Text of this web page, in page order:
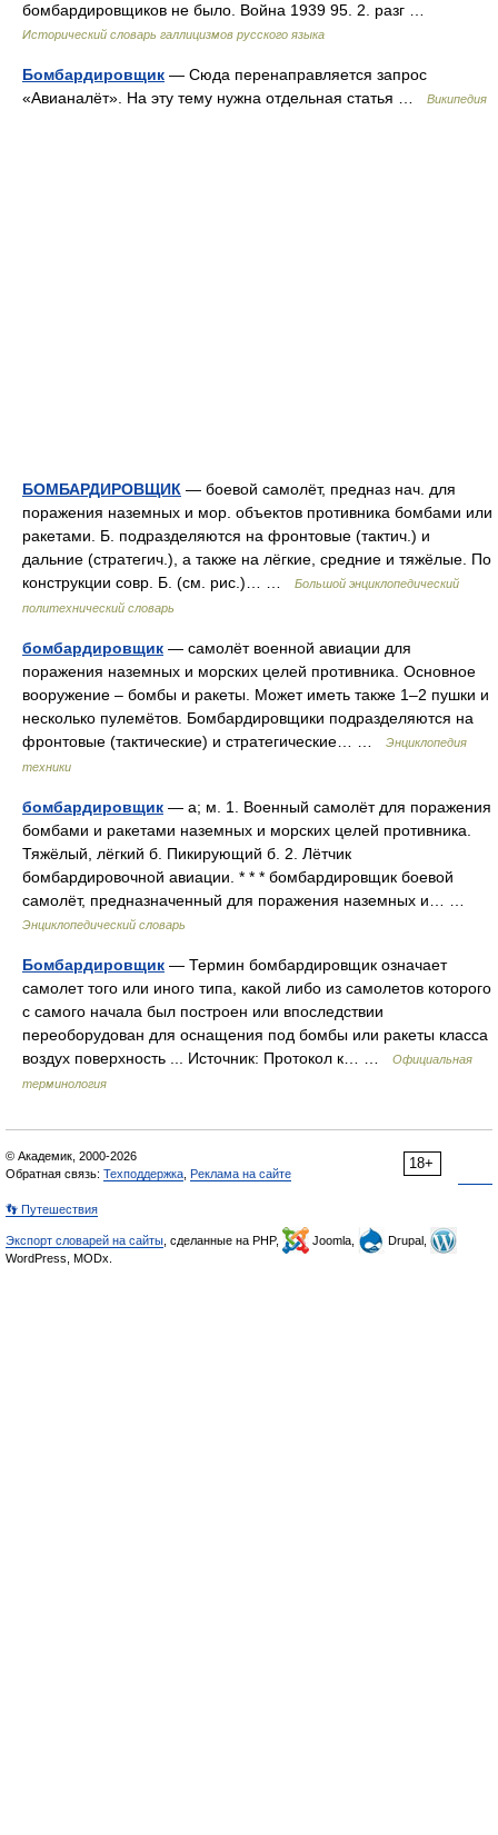
бомбардировщиков не было. Война 1939 95. 2. разг …
Исторический словарь галлицизмов русского языка
Бомбардировщик — Сюда перенаправляется запрос
«Авианалёт». На эту тему нужна отдельная статья …
Википедия
БОМБАРДИРОВЩИК — боевой самолёт, предназ нач. для
поражения наземных и мор. объектов противника бомбами или
ракетами. Б. подразделяются на фронтовые (тактич.) и
дальние (стратегич.), а также на лёгкие, средние и тяжёлые. По
конструкции совр. Б. (см. рис.)… …
Большой энциклопедический
политехнический словарь
бомбардировщик — самолёт военной авиации для
поражения наземных и морских целей противника. Основное
вооружение – бомбы и ракеты. Может иметь также 1–2 пушки и
несколько пулемётов. Бомбардировщики подразделяются на
фронтовые (тактические) и стратегические… …
Энциклопедия
техники
бомбардировщик — а; м. 1. Военный самолёт для поражения
бомбами и ракетами наземных и морских целей противника.
Тяжёлый, лёгкий б. Пикирующий б. 2. Лётчик
бомбардировочной авиации. * * * бомбардировщик боевой
самолёт, предназначенный для поражения наземных и… …
Энциклопедический словарь
Бомбардировщик — Термин бомбардировщик означает
самолет того или иного типа, какой либо из самолетов которого
с самого начала был построен или впоследствии
переоборудован для оснащения под бомбы или ракеты класса
воздух поверхность ... Источник: Протокол к… …
Официальная
терминология
18+
© Академик, 2000-2026
Обратная связь: Техподдержка Реклама на сайте
👣 Путешествия
Экспорт словарей на сайты , сделанные на PHP, Joomla,
Drupal,
WordPress, MODx.